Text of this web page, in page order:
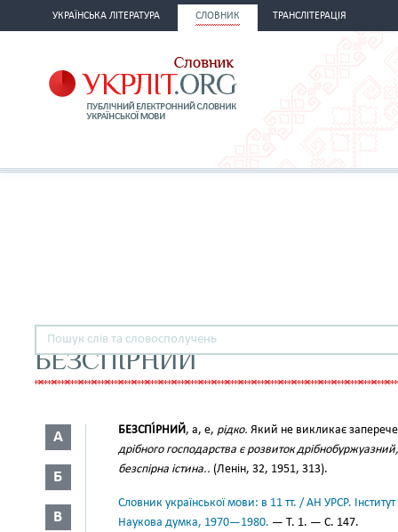
УКРАЇНСЬКА ЛІТЕРАТУРА СЛОВНИК ТРАНСЛІТЕРАЦІЯ
БЕЗСПІРНИЙ
А
Б
В
БЕЗСПІ́РНИЙ, а, е, рідко. Який не викликає
дрібного господарства є розвиток
безспірна істина.. (Ленін, 32, 1951, 313).
Словник української мови: в 11 тт. / АН УРСР.
Наукова думка, 1970—1980. — Т. 1. — С. 147.